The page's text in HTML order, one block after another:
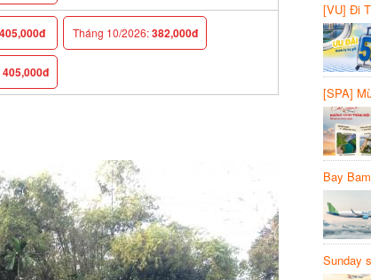
Tháng 10/2026:382,000đ
[VU] Đi
giảm
[SPA]
20%
Bay
Sunday